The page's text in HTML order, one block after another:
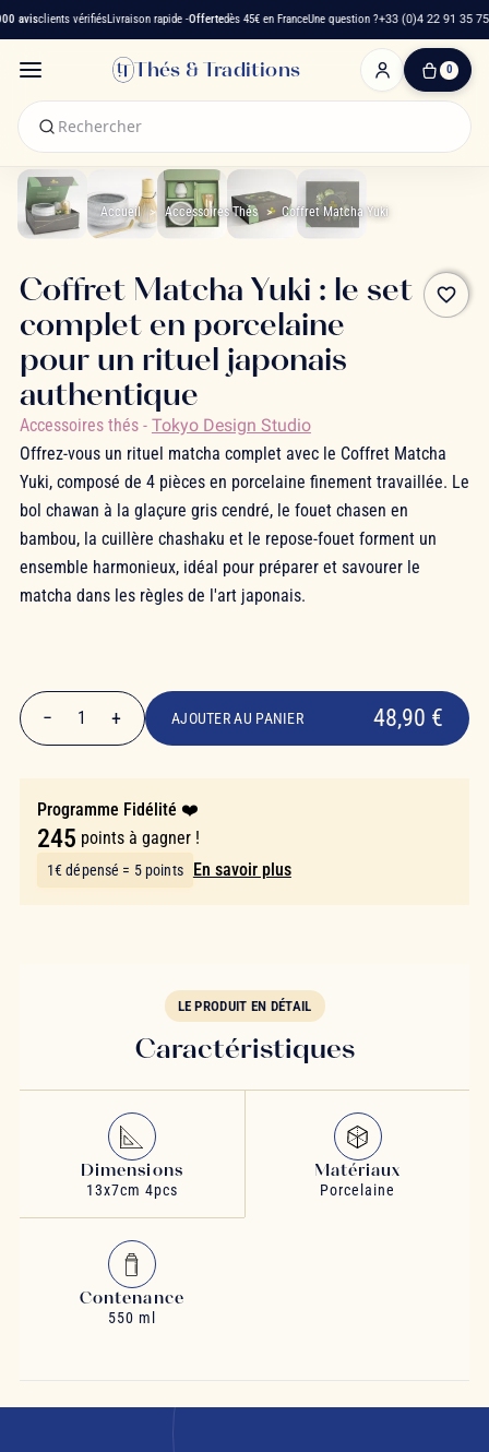
avisclients vérifiésLivraison rapide -Offertedès 45€ en FranceUne question ?+33 (0)4 22 91 35 75
Thés & Traditions 0
0
panier
Accueil Accessoires Thés Coffret Matcha Yuki
favorite_border
Coffret Matcha Yuki : le set
complet en porcelaine
pour un rituel japonais
authentique
Accessoires thés - Tokyo Design Studio
Offrez-vous un rituel matcha complet avec le Coffret Matcha
Yuki, composé de 4 pièces en porcelaine finement travaillée. Le
bol chawan à la glaçure gris cendré, le fouet chasen en
bambou, la cuillère chashaku et le repose-fouet forment un
ensemble harmonieux, idéal pour préparer et savourer le
matcha dans les règles de l'art japonais.
48,90 €
− 1 + AJOUTER AU PANIER 48,90 €
Programme Fidélité ❤️
245 points à gagner !
1€ dépensé = 5 points En savoir plus
LE PRODUIT EN DÉTAIL
Caractéristiques
Dimensions
13x7cm 4pcs
Matériaux
Porcelaine
Contenance
550 ml